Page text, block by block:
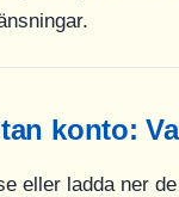
konto:
eller ladda ner